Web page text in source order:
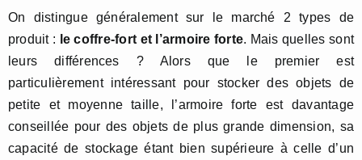
On distingue généralement sur le marché 2 types de
produit : le coffre-fort et l’armoire forte. Mais quelles sont
leurs différences ? Alors que le premier est
particulièrement intéressant pour stocker des objets de
petite et moyenne taille, l’armoire forte est davantage
conseillée pour des objets de plus grande dimension, sa
capacité de stockage étant bien supérieure à celle d’un